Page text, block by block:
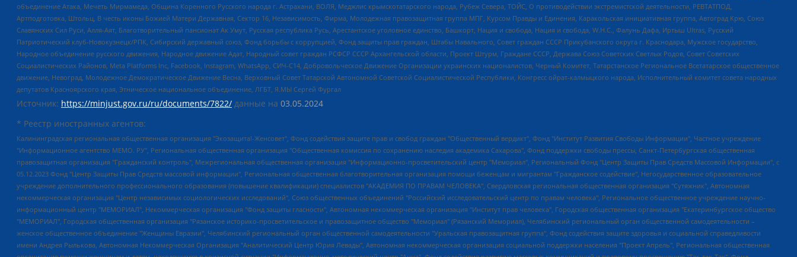
объединение Атака, Мечеть Мирмамеда, Община Коренного Русского народа г. Астрахани, ВОЛЯ, Меджлис крымскотатарского народа, Рубеж Севера, ТОЙС, О противодействии экстремистской деятельности, РЕВТАТПОД,
Артподготовка, Штольц, В честь иконы Божией Матери Державная, Сектор 16, Независимость, Фирма, Молодежная правозащитная группа МПГ, Курсом Правды и Единения, Каракольская инициативная группа, Автоград Крю, Союз
Славянских Сил Руси, Алля-Аят, Благотворительный пансионат Ак Умут, Русская республика Русь, Арестантское уголовное единство, Башкорт, Нация и свобода, Нация и свобода, W.H.С., Фалунь Дафа, Иртыш Ultras, Русский
Патриотический клуб-Новокузнецк/РПК, Сибирский державный союз, Фонд борьбы с коррупцией, Фонд защиты прав граждан, Штабы Навального, Совет граждан СССР Прикубанского округа г. Краснодара, Мужское государство,
Народное объединение русского движения, Народное движение Адат, Народный совет граждан РСФСР СССР Архангельской области, Проект Штурм, Граждане СССР, Держава Союз Советских Светлых Родов, Совет Советских
Социалистических Районов, Meta Platforms Inc, Facebook, Instagram, WhatsApp, СИЧ-С14, Добровольческое Движение Организации украинских националистов, Черный Комитет, Татарстанское Региональное Всетатарское общественное
движение, Невоград, Молодежное Демократическое Движение Весна, Верховный Совет Татарской Автономной Советской Социалистической Республики, Конгресс ойрат-калмыцкого народа, Исполнительный комитет совета народных
депутатов Красноярского края, Этническое национальное объединение, ЛГБТ, Я.МЫ Сергей Фургал
Источник: https://minjust.gov.ru/ru/documents/7822/ данные на 03.05.2024
* Реестр иностранных агентов:
Калининградская региональная общественная организация "Экозащита!-Женсовет", Фонд содействия защите прав и свобод граждан "Общественный вердикт", Фонд "Институт Развития Свободы Информации", Частное учреждение "Информационное агентство МЕМО. РУ", Региональная общественная организация "Общественная комиссия по сохранению наследия академика Сахарова", Фонд поддержки свободы прессы, Санкт-Петербургская общественная правозащитная организация "Гражданский контроль", Межрегиональная общественная организация "Информационно-просветительский центр "Мемориал", Региональный Фонд "Центр Защиты Прав Средств Массовой Информации", с 05.12.2023 Фонд "Центр Защиты Прав Средств массовой информации", Региональная общественная благотворительная организация помощи беженцам и мигрантам "Гражданское содействие", Негосударственное образовательное учреждение дополнительного профессионального образования (повышение квалификации) специалистов "АКАДЕМИЯ ПО ПРАВАМ ЧЕЛОВЕКА", Свердловская региональная общественная организация "Сутяжник", Автономная некоммерческая организация "Центр независимых социологических исследований", Союз общественных объединений "Российский исследовательский центр по правам человека", Региональное общественное учреждение научно-информационный центр "МЕМОРИАЛ", Некоммерческая организация "Фонд защиты гласности", Автономная некоммерческая организация "Институт прав человека", Городская общественная организация "Екатеринбургское общество "МЕМОРИАЛ", Городская общественная организация "Рязанское историко-просветительское и правозащитное общество "Мемориал" (Рязанский Мемориал), Челябинский региональный орган общественной самодеятельности – женское общественное объединение "Женщины Евразии", Челябинский региональный орган общественной самодеятельности "Уральская правозащитная группа", Фонд содействия защите здоровья и социальной справедливости имени Андрея Рылькова, Автономная Некоммерческая Организация "Аналитический Центр Юрия Левады", Автономная некоммерческая организация социальной поддержки населения "Проект Апрель", Региональная общественная организация помощи женщинам и детям, находящимся в кризисной ситуации "Информационно-методический центр "Анна", Фонд содействия развитию массовых коммуникаций и правовому просвещению "Так-так-Так", Фонд содействия устойчивому развитию "Серебряная тайга", Свердловский региональный общественный фонд социальных проектов "Новое время", "Idel.Реалии", Кавказ.Реалии, Крым.Реалии, Телеканал Настоящее Время, Татаро-башкирская служба Радио Свобода (Azatliq Radiosi), Радио Свободная Европа/Радио Свобода (PCE/PC), "Сибирь.Реалии", "Фактограф", Благотворительный фонд помощи осужденным и их семьям, Автономная некоммерческая организация "Институт глобализации и социальных движений", Фонд "В защиту прав заключенных", Частное учреждение "Центр поддержки и содействия развитию средств массовой информации", Пензенский региональный общественный благотворительный фонд "Гражданский союз", "Север.Реалии", Некоммерческая организация Фонд "Правовая инициатива", Общество с ограниченной ответственностью "Радио Свободная Европа/Радио Свобода", Чешское информационное агентство "MEDIUM-ORIENT", Красноярская региональная общественная организация "Мы против СПИДа", Камалягин Денис Николаевич, Маркелов Сергей Евгеньевич, Пономарев Лев Александрович, Савицкая Людмила Алексеевна, Автономная некоммерческая организация "Центр по работе с проблемой насилия "НАСИЛИЮ.НЕТ", Межрегиональный профессиональный союз работников здравоохранения "Альянс врачей", Юридическое лицо, зарегистрированное в Латвийской Республике, SIA "Medusa Project" (регистрационный номер 40103797863, дата регистрации 10.06.2014), Некоммерческая организация "Фонд по борьбе с коррупцией", Автономная некоммерческая организация "Институт права и публичной политики", Баданин Роман Сергеевич, Гликин Максим Александрович, Железнова Мария Михайловна, Лукьянова Юлия Сергеевна, Маетная Елизавета Витальевна, Маняхин Петр Борисович, Чуракова Ольга Владимировна, Ярош Юлия Петровна, Юридическое лицо "The Insider SIA", зарегистрированное в Риге, Латвийская Республика (дата регистрации 26.06.2015), являющееся администратором доменного имени интернет-издания "The Insider SIA", https://theins.ru, Постернак Алексей Евгеньевич, Рубин Михаил Аркадьевич, Анин Роман Александрович, Юридическое лицо Istories fonds, зарегистрированное в Латвийской Республике (регистрационный номер 50008295751, дата регистрации 24.02.2020), Великовский Дмитрий Александрович, Долинина Ирина Николаевна, Мароховская Алеся Алексеевна, Шлейнов Роман Юрьевич, Шмагун Олеся Валентиновна, Общество с ограниченной ответственностью "Альтаир 2021", Общество с ограниченной ответственностью "Вега 2021", Общество с ограниченной ответственностью "Главный редактор 2021", Общество с ограниченной ответственностью "Ромашки монолит", Важенков Артем Валерьевич, Ивановская областная общественная организация "Центр гендерных исследований", Гурман Юрий Альбертович, Медиапроект "ОВД-Инфо", Егоров Владимир Владимирович, Жилинский Владимир Александрович, Общество с ограниченной ответственностью "ЗП", Иванова София Юрьевна, Карезина Инна Павловна, Кильтау Екатерина Викторовна, Петров Алексей Викторович, Пискунов Сергей Евгеньевич, Смирнов Сергей Сергеевич, Тихонов Михаил Сергеевич, Общество с ограниченной ответственностью "ЖУРНАЛИСТ-ИНОСТРАННЫЙ АГЕНТ", Арапова Галина Юрьевна, Вольтская Татьяна Анатольевна, Американская компания "Mason G.E.S. Anonymous Foundation" (США), являющаяся владельцем интернет-издания https://mnews.world/, Компания "Stichting Bellingcat", зарегистрированная в Нидерландах (дата регистрации 11.07.2018), Захаров Андрей Вячеславович, Клепиковская Екатерина Дмитриевна, Общество с ограниченной ответственностью "МЕМО", Перл Роман Александрович, Симонов Евгений Алексеевич, Соловьева Елена Анатольевна, Сотников Даниил Владимирович, Сурначева Елизавета Дмитриевна, Автономная некоммерческая организация по защите прав человека и информированию населения "Якутия – Наше Мнение", Общество с ограниченной ответственностью "Москоу диджитал медиа", с 26.01.2023 Общество с ограниченной ответственностью "Чайка Белые сады", Ветошкина Валерия Валерьевна, Заговора Максим Александрович, Межрегиональное общественное движение "Российская ЛГБТ - сеть", Оленичев Максим Владимирович, Павлов Иван Юрьевич, Скворцова Елена Сергеевна, Общество с ограниченной ответственностью "Как бы инагент", Кочетков Игорь Викторович, Общество с ограниченной ответственностью "Честные выборы", Еланчик Олег Александрович, Общество с ограниченной ответственностью "Нобелевский призыв", Гималова Регина Эмилевна, Григорьев Андрей Валерьевич, Григорьева Алина Александровна, Ассоциация по содействию защите прав призывников, альтернативнослужащих и военнослужащих "Правозащитная группа "Гражданин.Армия.Право", Хисамова Регина Фаритовна, Автономная некоммерческая организация по реализации социально-правовых программ "Лилит", Дальневосточное общественное движение "Маяк", Санкт-Петербургская ЛГБТ-инициативная группа "Выход", Инициативная группа ЛГБТ+ "Реверс", Алексеев Андрей Викторович, Бекбулатова Таисия Львовна, Беляев Иван Михайлович, Владыкина Елена Сергеевна, Гельман Марат Александрович, Никульшина Вероника Юрьевна, Толоконникова Надежда Андреевна, Шендерович Виктор Анатольевич, Общество с ограниченной ответственностью "Данное сообщение", Общество с ограниченной ответственностью Издательский дом "Новая глава", Айнбиндер Александра Александровна, Московский комьюнити-центр для ЛГБТ+инициатив, Благотворительный фонд развития филантропии, Deutsche Welle (Германия, Kurt-Schumacher-Strasse 3, 53113 Bonn), Борзунова Мария Михайловна, Воробьев Виктор Викторович, Голубева Анна Львовна, Константинова Алла Михайловна, Малкова Ирина Владимировна, Мурадов Мурад Абдулгалимович, Осетинская Елизавета Николаевна, Понасенков Евгений Николаевич, Ганапольский Матвей Юрьевич, Киселев Евгений Алексеевич, Борухович Ирина Григорьевна, Дремин Иван Тимофеевич, Дубровский Дмитрий Викторович, Красноярская региональная общественная организация поддержки и развития альтернативных образовательных технологий и межкультурных коммуникаций "ИНТЕРРА", Маяковская Екатерина Алексеевна, Фейгин Марк Захарович, Филимонов Андрей Викторович, Дзугкоева Регина Николаевна, Доброхотов Роман Александрович, Дудь Юрий Александрович, Елкин Сергей Владимирович, Кругликов Кирилл Игоревич, Сабунаева Мария Леонидовна, Семенов Алексей Владимирович, Шаинян Карен Багратович, Шульман Екатерина Михайловна, Асафьев Артур Валерьевич, Вахштайн Виктор Семенович, Венедиктов Алексей Алексеевич, Лушникова Екатерина Евгеньевна, Волков Леонид Михайлович, Невзоров Александр Глебович, Пархоменко Сергей Борисович, Сироткин Ярослав Николаевич, Кара-Мурза Владимир Владимирович, Баранова Наталья Владимировна, Гозман Леонид Яковлевич, Кагарлицкий Борис Юльевич, Климарев Михаил Валерьевич, Милов Владимир Станиславович, Автономная некоммерческая организация Краснодарский центр современного искусства "Типография", Моргенштерн Алишер Тагирович, Соболь Любовь Эдуардовна, Общество с ограниченной ответственностью "ЛИЗА НОРМ", Каспаров Гарри Кимович, Ходорковский Михаил Борисович, Общество с ограниченной ответственностью "Апрельские тезисы", Данилович Ирина Брониславовна, Кашин Олег Владимирович, Петров Николай Владимирович, Пивоваров Алексей Владимирович, Соколов Михаил Владимирович, Цветкова Юлия Владимировна, Чичваркин Евгений Александрович, Комитет против пыток/Команда против пыток, Общество с ограниченной ответственностью "Первый научный", Общество с ограниченной ответственностью "Вертолет и ко", Белоцерковская Вероника Борисовна, Кац Максим Евгеньевич, Лазарева Татьяна Юрьевна, Шаведдинов Руслан Табризович, Яшин Илья Валерьевич, Общество с ограниченной ответственностью "Иноагент ААВ", Алешковский Дмитрий Петрович, Альбац Евгения Марковна, Быков Дмитрий Львович, Галямина Юлия Евгеньевна, Лойко Сергей Леонидович, Мартынов Кирилл Константинович, Медведев Сергей Александрович, Крашенинников Федор Геннадиевич, Гордеева Катерина Вл